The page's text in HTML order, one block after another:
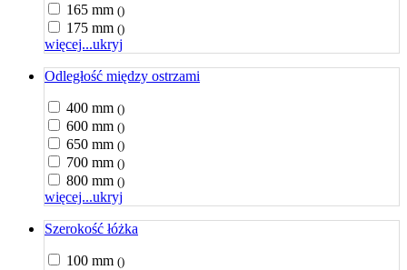
165 mm ()
175 mm ()
więcej...ukryj
Odległość między ostrzami
400 mm ()
600 mm ()
650 mm ()
700 mm ()
800 mm ()
więcej...ukryj
Szerokość łóżka
100 mm ()